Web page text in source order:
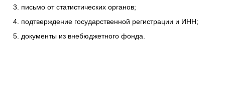
письмо от статистических органов;
подтверждение государственной регистрации и ИНН;
документы из внебюджетного фонда.